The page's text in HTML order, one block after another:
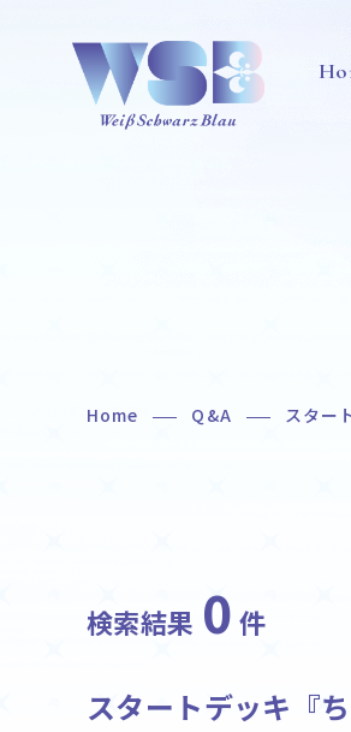
Home Q&A スター
検索結果 0 件
スタートデッキ『ち